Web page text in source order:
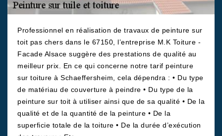
Professionnel en réalisation de travaux de peinture sur
toit pas chers dans le 67150, l’entreprise M.K Toiture -
Facade Alsace suggère des prestations de qualité au
meilleur prix. En ce qui concerne notre tarif peinture
sur toiture à Schaeffersheim, cela dépendra : • Du type
de matériau de couverture à peindre • Du type de la
peinture sur toit à utiliser ainsi que de sa qualité • De la
qualité et de la quantité de la peinture • De la
superficie totale de la toiture • De la durée d’exécution